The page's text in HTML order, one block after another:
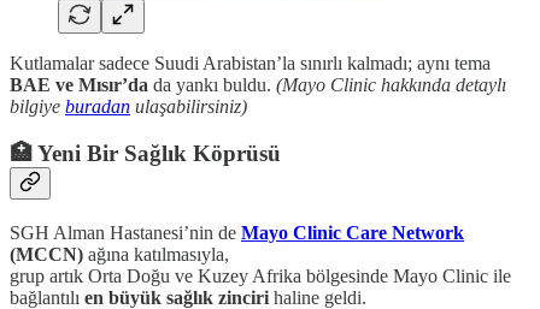
Kutlamalar sadece Suudi Arabistan’la sınırlı kalmadı; aynı tema
BAE ve Mısır’da da yankı buldu. (Mayo Clinic hakkında detaylı
bilgiye buradan ulaşabilirsiniz)
🏥 Yeni Bir Sağlık Köprüsü
SGH Alman Hastanesi’nin de Mayo Clinic Care Network
(MCCN) ağına katılmasıyla,
grup artık Orta Doğu ve Kuzey Afrika bölgesinde Mayo Clinic ile
bağlantılı en büyük sağlık zinciri haline geldi.